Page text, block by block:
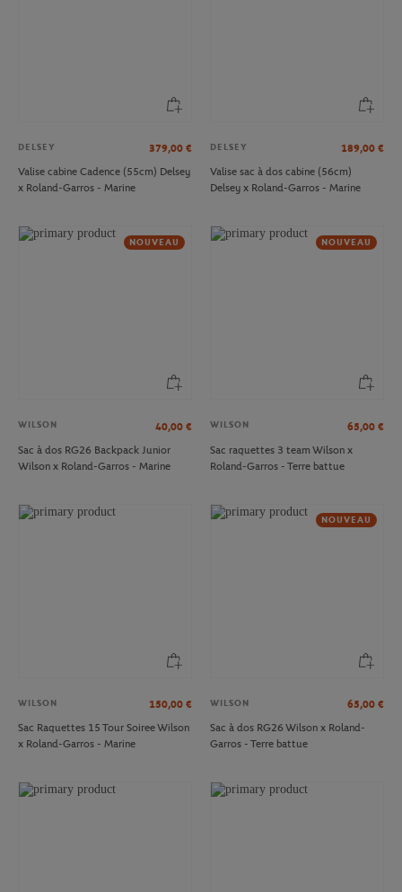
DELSEY 379,00 €
Valise cabine Cadence (55cm) Delsey
x Roland-Garros - Marine
DELSEY 189,00 €
Valise sac à dos cabine (56cm)
Delsey x Roland-Garros - Marine
NOUVEAU
WILSON 40,00 €
Sac à dos RG26 Backpack Junior
Wilson x Roland-Garros - Marine
NOUVEAU
WILSON 65,00 €
Sac raquettes 3 team Wilson x
Roland-Garros - Terre battue
WILSON 150,00 €
Sac Raquettes 15 Tour Soiree Wilson
x Roland-Garros - Marine
NOUVEAU
WILSON 65,00 €
Sac à dos RG26 Wilson x Roland-
Garros - Terre battue